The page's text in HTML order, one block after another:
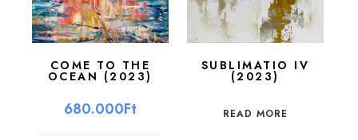
COME TO THE
OCEAN (2023)
680.000Ft
SUBLIMATIO IV
(2023)
READ MORE